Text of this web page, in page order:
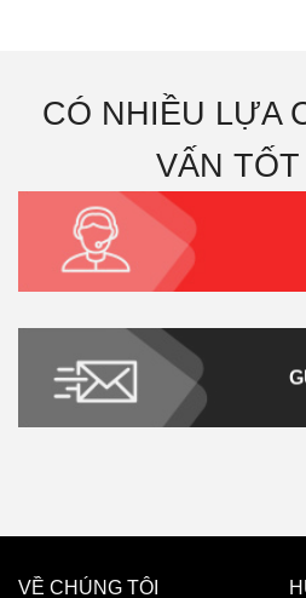
CÓ NHIỀU LỰA
VẤN
VỀ CHÚNG TÔI